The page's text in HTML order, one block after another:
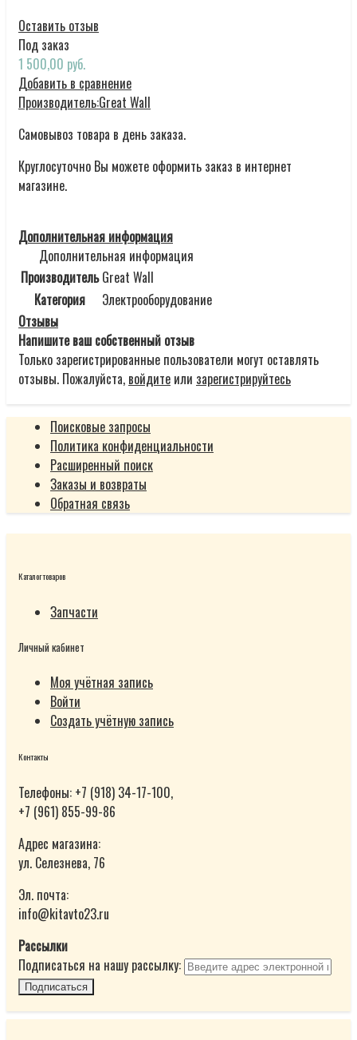
Оставить отзыв
Под заказ
1 500,00 руб.
Добавить в сравнение
Производитель:Great Wall
Самовывоз товара в день заказа.
Круглосуточно Вы можете оформить заказ в интернет
магазине.
Дополнительная информация
Дополнительная информация
Производитель Great Wall
Категория
Электрооборудование
Отзывы
Напишите ваш собственный отзыв
Только зарегистрированные пользователи могут оставлять
отзывы. Пожалуйста, войдите или зарегистрируйтесь
Поисковые запросы
Политика конфиденциальности
Расширенный поиск
Заказы и возвраты
Обратная связь
Каталог товаров
Запчасти
Личный кабинет
Моя учётная запись
Войти
Создать учётную запись
Контакты
Телефоны: +7 (918) 34-17-100,
+7 (961) 855-99-86
Адрес магазина:
ул. Селезнева, 76
Эл. почта:
info@kitavto23.ru
Рассылки
Подписаться на нашу рассылку:
Подписаться